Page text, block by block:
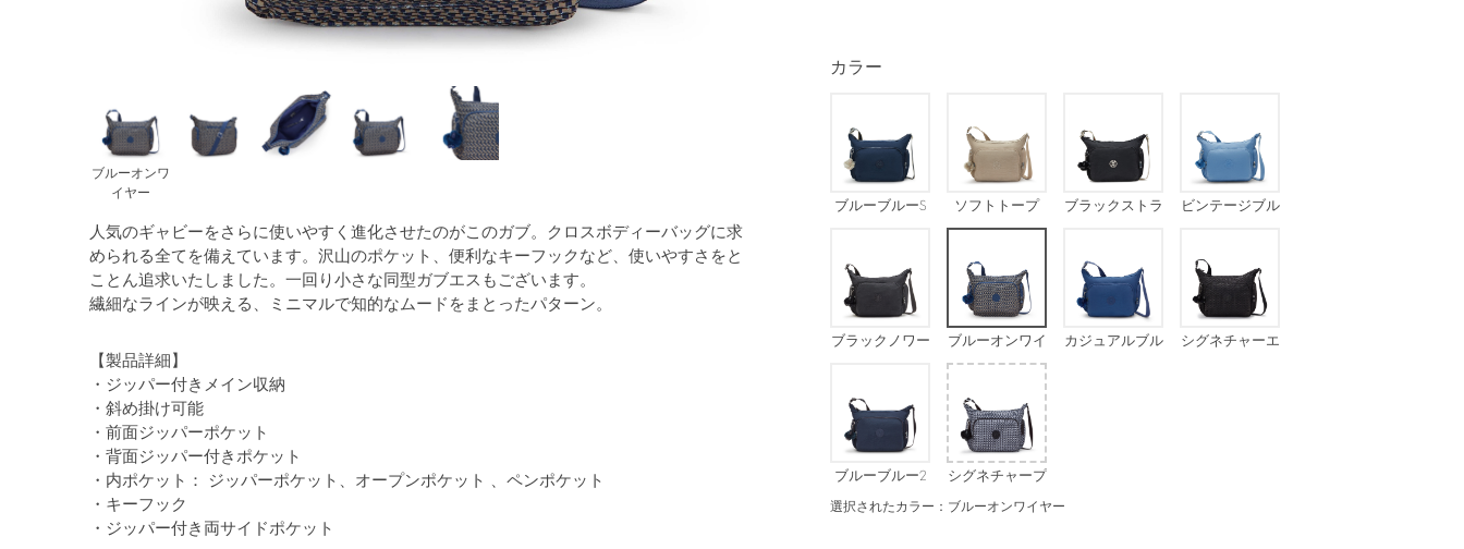
ブルーオンワ
イヤー
人気のギャビーをさらに使いやすく進化させたのがこのガブ。クロスボディーバッグに求
められる全てを備えています。沢山のポケット、便利なキーフックなど、使いやすさをと
ことん追求いたしました。一回り小さな同型ガブエスもございます。
繊細なラインが映える、ミニマルで知的なムードをまとったパターン。
【製品詳細】
・ジッパー付きメイン収納
・斜め掛け可能
・前面ジッパーポケット
・背面ジッパー付きポケット
・内ポケット： ジッパーポケット、オープンポケット 、ペンポケット
・キーフック
・ジッパー付き両サイドポケット
カラー
ブルーブルーS
ソフトトープ
ブラックストラ
ビンテージブル
ブラックノワー
ブルーオンワイ
ヤー
カジュアルブル
シグネチャーエ
ブルーブルー2
シグネチャープ
選択されたカラー：ブルーオンワイヤー